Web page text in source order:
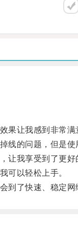
让我感到非常满
的问题，但是使
我享受到了更好
以轻松上手。
了快速、稳定网